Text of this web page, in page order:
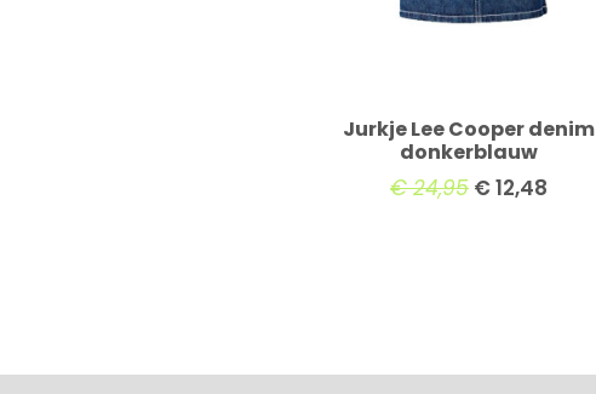
Jurkje Lee Cooper denim
donkerblauw
€24,95 €12,48